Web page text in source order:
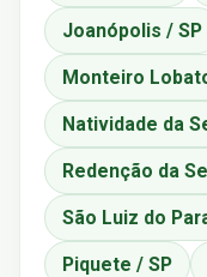
Joanópolis / SP
Monteiro
Natividade da
Redenção da
São Luiz do
Piquete / SP